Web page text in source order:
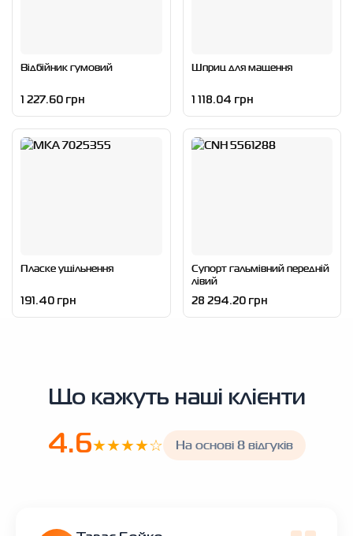
Відбійник гумовий
1 227.60 грн
Шприц для мащення
1 118.04 грн
Пласке ущільнення
191.40 грн
Супорт гальмівний передній
лівий
28 294.20 грн
Що кажуть наші клієнти
4.6★★★★☆ На основі 8 відгуків